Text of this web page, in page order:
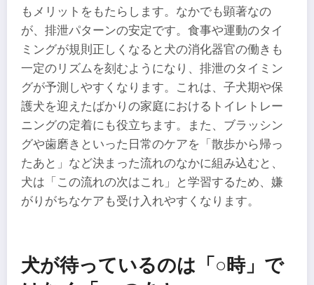
もメリットをもたらします。なかでも顕著なの
が、排泄パターンの安定です。食事や運動のタイ
ミングが規則正しくなると犬の消化器官の働きも
一定のリズムを刻むようになり、排泄のタイミン
グが予測しやすくなります。これは、子犬期や保
護犬を迎えたばかりの家庭におけるトイレトレー
ニングの定着にも役立ちます。また、ブラッシン
グや歯磨きといった日常のケアを「散歩から帰っ
たあと」など決まった流れのなかに組み込むと、
犬は「この流れの次はこれ」と学習するため、嫌
がりがちなケアも受け入れやすくなります。
犬が待っているのは「○時」で